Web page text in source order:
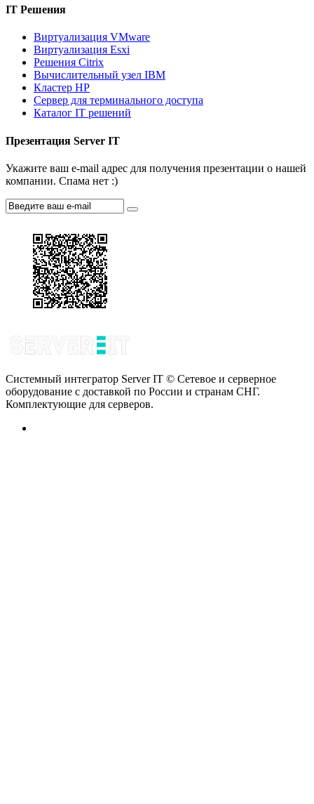
IT Решения
Виртуализация VMware
Виртуализация Esxi
Решения Citrix
Вычислительный узел IBM
Кластер HP
Сервер для терминального доступа
Каталог IT решений
Презентация Server IT
Укажите ваш e-mail адрес для получения презентации о нашей
компании. Спама нет :)
Системный интегратор Server IT © Сетевое и серверное
оборудование с доставкой по России и странам СНГ.
Комплектующие для серверов.